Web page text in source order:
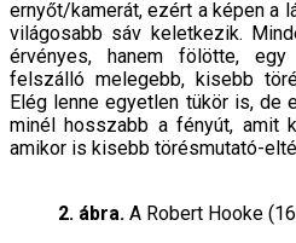
ernyőt/kamerát, ezért a képen a
világosabb sáv keletkezik.
érvényes, hanem fölötte,
felszálló melegebb, kisebb
Elég lenne egyetlen tükör is, de
minél hosszabb a fényút, amit
amikor is kisebb törésmutató-
2. ábra. A Robert Hooke